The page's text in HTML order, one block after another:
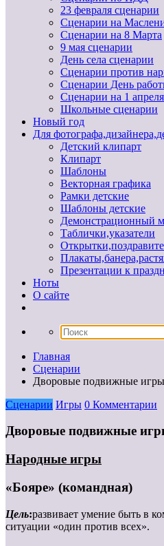
23 февраля сценарии
Сценарии на
Сценарии на 8 Марта
9 мая сценарии
День села сценарии
Сценарии против
Сценарии День
Сценарии на 1 апреля
Школьные сценарии
Новый год
Для
Детский клипарт
Клипарт
Шаблоны
Векторная графика
Рамки детские
Шаблоны детские
Демонстрационный
Таблички,указатели
Презентации к
Ноты
О сайте
Главная
Сценарии
Дворовые подвижные игры
Сценарии Игры 0 Комментарии
Дворовые подвижные
Народные игры
«Бояре» (командная)
Цель:развивает умение быть в
ситуации «один против всех».